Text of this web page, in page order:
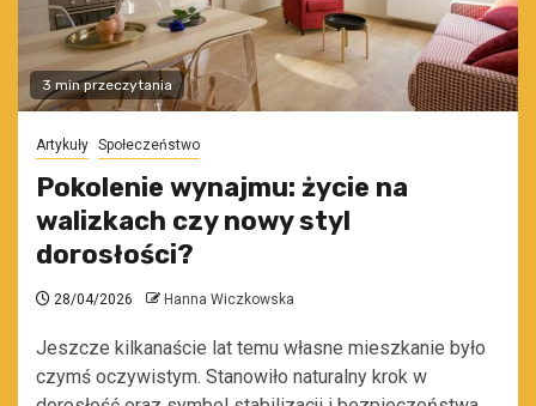
3 min przeczytania
Artykuły Społeczeństwo
Pokolenie wynajmu: życie na
walizkach czy nowy styl
dorosłości?
28/04/2026 Hanna Wiczkowska
Jeszcze kilkanaście lat temu własne mieszkanie było
czymś oczywistym. Stanowiło naturalny krok w